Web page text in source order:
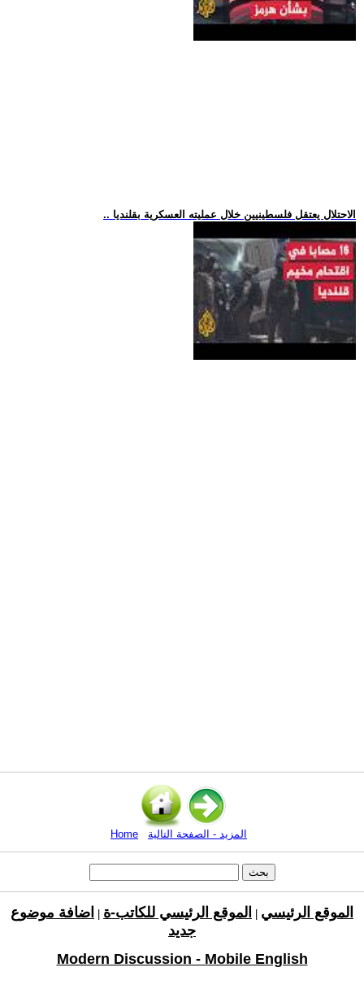
.. الاحتلال يعتقل فلسطينيين خلال عمليته العسكرية بقلنديا
Home المزيد - الصفحة التالية
الموقع الرئيسي الموقع الرئيسي للكاتب-ة
اضافة موضوع
جديد
Modern Discussion - Mobile English